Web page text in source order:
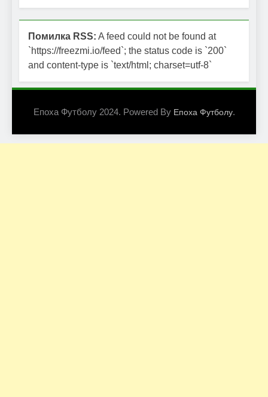
Помилка RSS: A feed could not be found at
`https://freezmi.io/feed`; the status code is `200`
and content-type is `text/html; charset=utf-8`
Епоха Футболу 2024. Powered By Епоха Футболу.